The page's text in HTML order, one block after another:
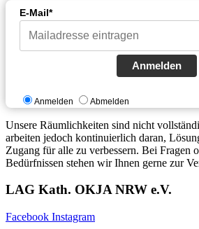
E-Mail*
Anmelden
Anmelden Abmelden
Unsere Räumlichkeiten sind nicht
arbeiten jedoch kontinuierlich daran,
Zugang für alle zu verbessern. Bei Fragen
Bedürfnissen stehen wir Ihnen gerne zur
LAG Kath. OKJA NRW e.V.
Facebook Instagram